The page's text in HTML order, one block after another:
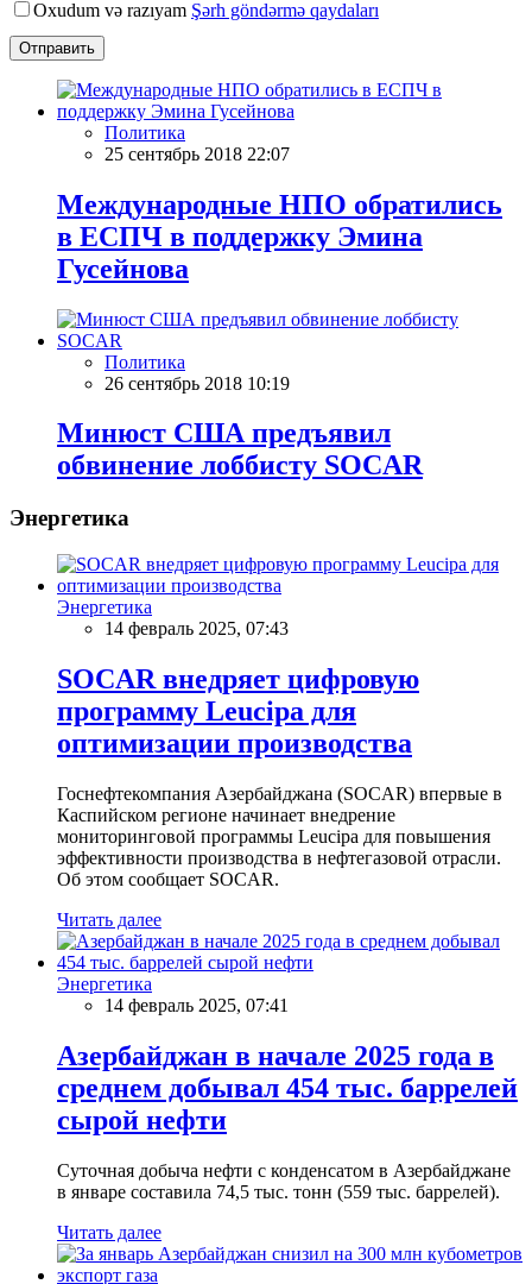
Oxudum və razıyam Şərh göndərmə qaydaları
Отправить
Политика
25 сентябрь 2018 22:07
Международные НПО обратились
в ЕСПЧ в поддержку Эмина
Гусейнова
Политика
26 сентябрь 2018 10:19
Минюст США предъявил
обвинение лоббисту SOCAR
Энергетика
Энергетика
14 февраль 2025, 07:43
SOCAR внедряет цифровую
программу Leucipa для
оптимизации производства
Госнефтекомпания Азербайджана (SOCAR) впервые в
Каспийском регионе начинает внедрение
мониторинговой программы Leucipa для повышения
эффективности производства в нефтегазовой отрасли.
Об этом сообщает SOCAR.
Читать далее
Энергетика
14 февраль 2025, 07:41
Азербайджан в начале 2025 года в
среднем добывал 454 тыс. баррелей
сырой нефти
Суточная добыча нефти с конденсатом в Азербайджане
в январе составила 74,5 тыс. тонн (559 тыс. баррелей).
Читать далее